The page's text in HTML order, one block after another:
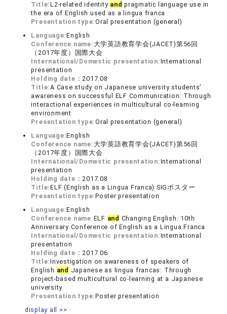
Title:L2-related identity and pragmatic language use in
the era of English used as a lingua franca
Presentation type:Oral presentation (general)
Language:English
Conference name: 大学英語教育学会(JACET)第56回
（2017年度）国際大会
International/Domestic presentation:International
presentation
Holding date：2017.08
Title:A Case study on Japanese university students’
awareness on successful ELF Communication: Through
interactional experiences in multicultural co-learning
environment
Presentation type:Oral presentation (general)
Language:English
Conference name: 大学英語教育学会(JACET)第56回
（2017年度）国際大会
International/Domestic presentation:International
presentation
Holding date：2017.08
Title:ELF (English as a Lingua Franca) SIGポスター
Presentation type:Poster presentation
Language:English
Conference name:ELF and Changing English: 10th
Anniversary Conference of English as a Lingua Franca
International/Domestic presentation:International
presentation
Holding date：2017.06
Title:Investigation on awareness of speakers of
English and Japanese as lingua francas: Through
project-based multicultural co-learning at a Japanese
university
Presentation type:Poster presentation
display all >>